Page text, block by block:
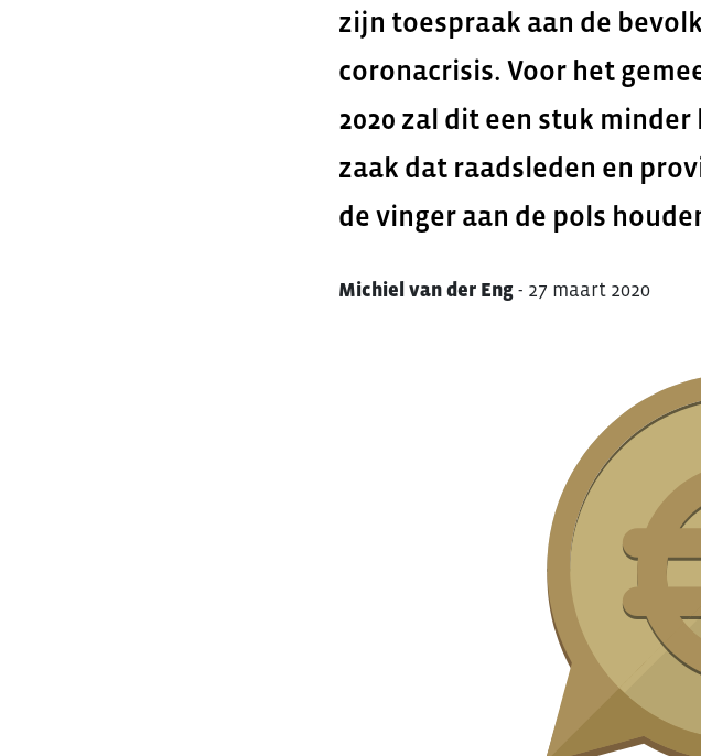
zijn toespraak aan de
coronacrisis. Voor het
2020 zal dit een stuk
zaak dat raadsleden en
de vinger aan de pols
Michiel van der Eng - 27 maart 2020